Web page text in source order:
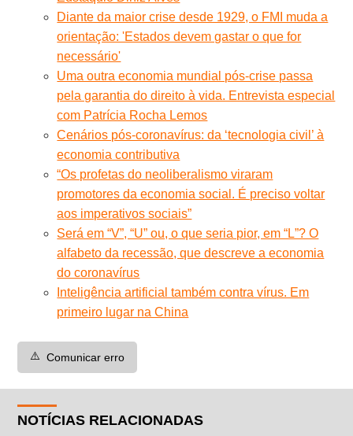
Diante da maior crise desde 1929, o FMI muda a
orientação: 'Estados devem gastar o que for
necessário'
Uma outra economia mundial pós-crise passa
pela garantia do direito à vida. Entrevista especial
com Patrícia Rocha Lemos
Cenários pós-coronavírus: da ‘tecnologia civil’ à
economia contributiva
“Os profetas do neoliberalismo viraram
promotores da economia social. É preciso voltar
aos imperativos sociais”
Será em “V”, “U” ou, o que seria pior, em “L”? O
alfabeto da recessão, que descreve a economia
do coronavírus
Inteligência artificial também contra vírus. Em
primeiro lugar na China
⚠️ Comunicar erro
NOTÍCIAS RELACIONADAS